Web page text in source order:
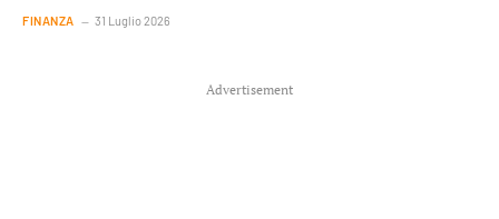
FINANZA 31 Luglio 2026
Advertisement